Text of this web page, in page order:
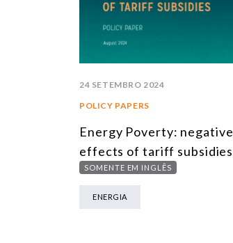
24 SETEMBRO 2024
POLICY PAPERS
Energy Poverty: negative
effects of tariff subsidies
SOMENTE EM INGLÊS
ENERGIA